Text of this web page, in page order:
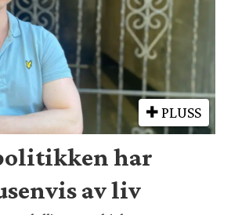
PLUSS
har
av liv